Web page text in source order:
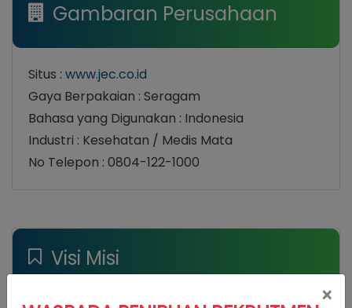
Gambaran Perusahaan
Situs : www.jec.co.id
Gaya Berpakaian : Seragam
Bahasa yang Digunakan : Indonesia
Industri : Kesehatan / Medis Mata
No Telepon : 0804-122-1000
Visi Misi
×